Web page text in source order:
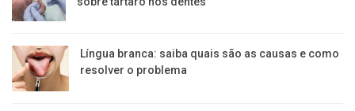
Língua branca: saiba quais são as causas e como
resolver o problema